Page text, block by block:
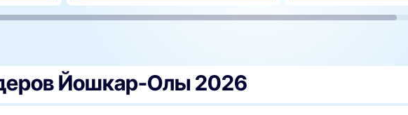
Йошкар-Олы 2026